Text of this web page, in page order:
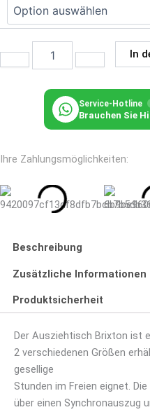
Brixton
Größen
Menge
In
Service-Hotline
Brauchen Sie
Ihre Zahlungsmöglichkeiten:
Beschreibung
Zusätzliche Informationen
Produktsicherheit
Der Ausziehtisch Brixton ist
2 verschiedenen Größen
gesellige
Stunden im Freien eignet.
über einen Synchronauszug